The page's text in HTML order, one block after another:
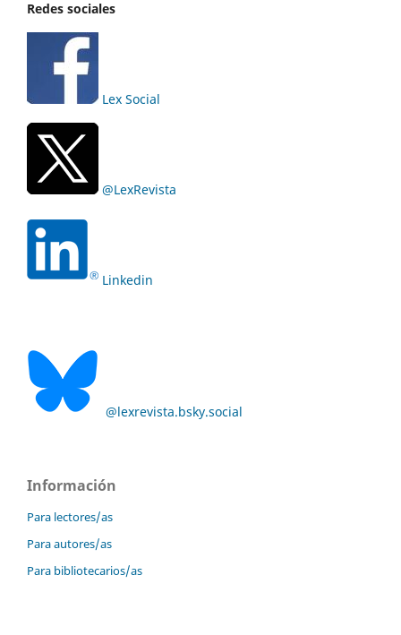
Redes sociales
Lex Social
@LexRevista
Linkedin
@lexrevista.bsky.social
Información
Para lectores/as
Para autores/as
Para bibliotecarios/as